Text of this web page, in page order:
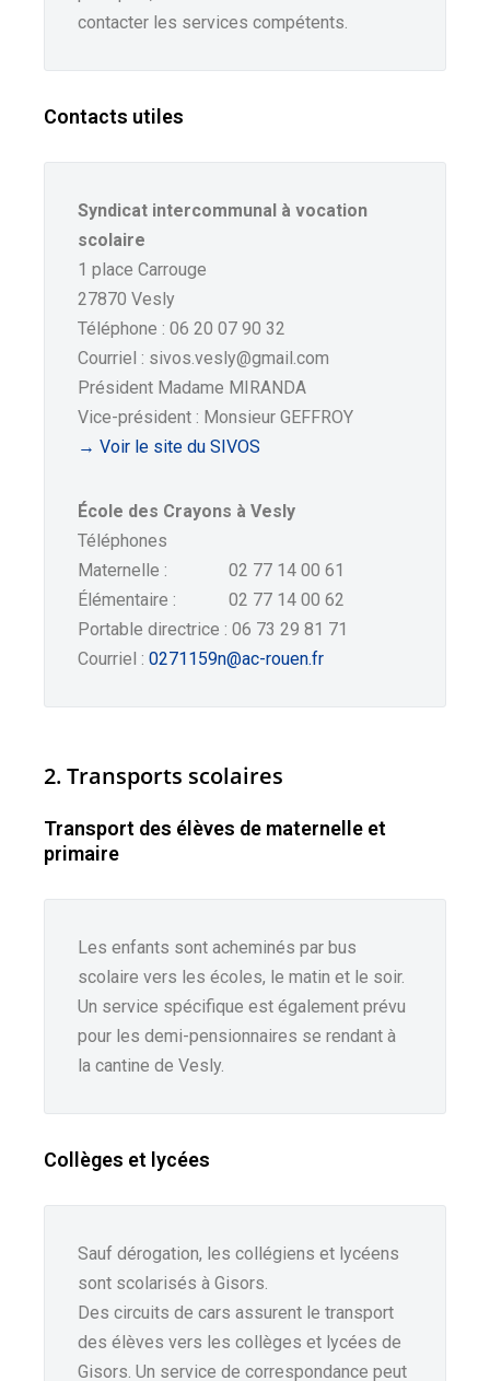
contacter les services compétents.
Contacts utiles
Syndicat intercommunal à vocation
scolaire
1 place Carrouge
27870 Vesly
Téléphone : 06 20 07 90 32
Courriel : sivos.vesly@gmail.com
Président Madame MIRANDA
Vice-président : Monsieur GEFFROY
→ Voir le site du SIVOS
École des Crayons à Vesly
Téléphones
Maternelle : 02 77 14 00 61
Élémentaire : 02 77 14 00 62
Portable directrice : 06 73 29 81 71
Courriel : 0271159n@ac-rouen.fr
2. Transports scolaires
Transport des élèves de maternelle et
primaire
Les enfants sont acheminés par bus
scolaire vers les écoles, le matin et le soir.
Un service spécifique est également prévu
pour les demi-pensionnaires se rendant à
la cantine de Vesly.
Collèges et lycées
Sauf dérogation, les collégiens et lycéens
sont scolarisés à Gisors.
Des circuits de cars assurent le transport
des élèves vers les collèges et lycées de
Gisors. Un service de correspondance peut